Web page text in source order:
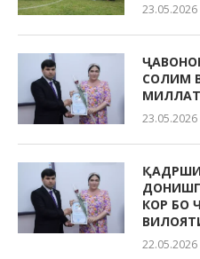
23.05.2026
СОЛИМ
МИЛЛАТ
23.05.2026
КОР БО
22.05.2026